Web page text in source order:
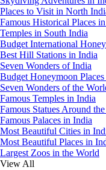
Places to Visit in North
Famous Historical Places
Temples in South India
Budget International
Best Hill Stations in India
Seven Wonders of India
Budget Honeymoon
Seven Wonders of the
Famous Temples in India
Famous Statues Around
Famous Palaces in India
Most Beautiful Cities in
Most Beautiful Places in
Largest Zoos in the World
View All